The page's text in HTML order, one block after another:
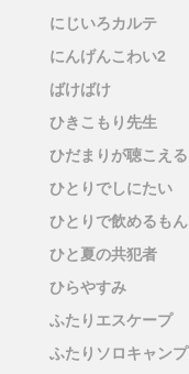
にじいろカルテ
にんげんこわい2
ばけばけ
ひきこもり先生
ひだまりが聴こえる
ひとりでしにたい
ひとりで飲めるもん
ひと夏の共犯者
ひらやすみ
ふたりエスケープ
ふたりソロキャンプ